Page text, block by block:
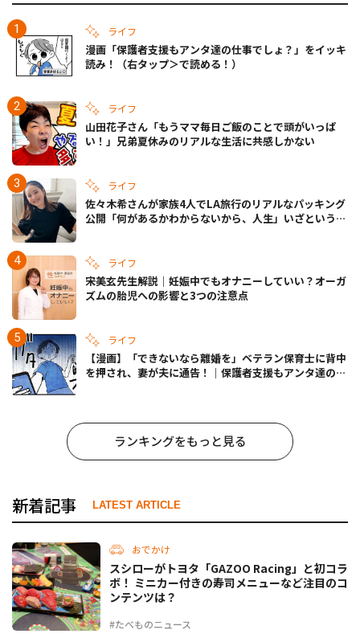
ライフ
漫画「保護者支援もアンタ達の仕事でしょ？」をイッキ
読み！（右タップ＞で読める！）
ライフ
山田花子さん「もうママ毎日ご飯のことで頭がいっぱ
い！」兄弟夏休みのリアルな生活に共感しかない
ライフ
佐々木希さんが家族4人でLA旅行のリアルなパッキング
公開「何があるかわからないから、人生」いざというと
ライフ
宋美玄先生解説｜妊娠中でもオナニーしていい？オーガ
ズムの胎児への影響と3つの注意点
ライフ
【漫画】「できないなら離婚を」ベテラン保育士に背中
を押され、妻が夫に通告！｜保護者支援もアンタ達の仕
ランキングをもっと見る
新着記事 LATEST ARTICLE
おでかけ
#たべものニュース
スシローがトヨタ「GAZOO Racing」と初コラ
ボ！ ミニカー付きの寿司メニューなど注目のコ
ンテンツは？